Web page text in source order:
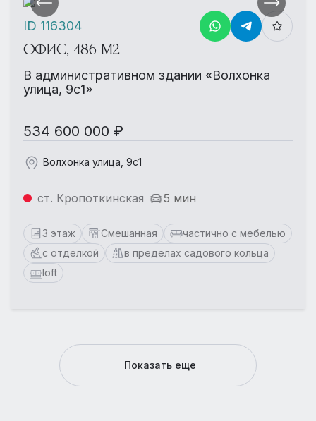
ОФИС, 486 М2
В административном здании «Волхонка
улица, 9с1»
534 600 000 ₽
Волхонка улица, 9с1
ст. Кропоткинская 5 мин
3 этаж Смешанная
частично с мебелью
с отделкой
в пределах садового кольца
loft
ID 116304
Показать еще